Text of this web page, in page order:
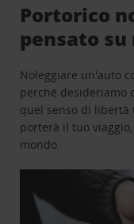
Portorico
pensato
Noleggiare un'auto
perché desideriamo
quel senso di libertà
porterà il tuo
mondo.